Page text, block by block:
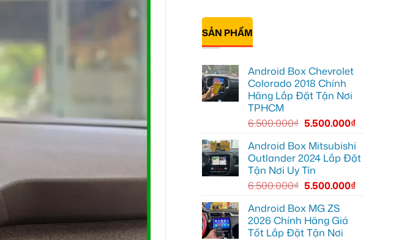
để
nâng
cao
trải
box
Geely
EX2
ở
thoải
mái
hơn
có
luận
ở
Chị
Android
box
Geely
EX2
Quận
xem
bản
đồ,
YouTube
tiện
hơn
SẢN PHẨM
Android Box Chevrolet
Colorado 2018 Chính
Hãng Lắp Đặt Tận Nơi
TPHCM
6.500.000₫ 5.500.000₫
Android Box Mitsubishi
Outlander 2024 Lắp Đặt
Tận Nơi Uy Tín
6.500.000₫ 5.500.000₫
Android Box MG ZS
2026 Chính Hãng Giá
Tốt Lắp Đặt Tận Nơi